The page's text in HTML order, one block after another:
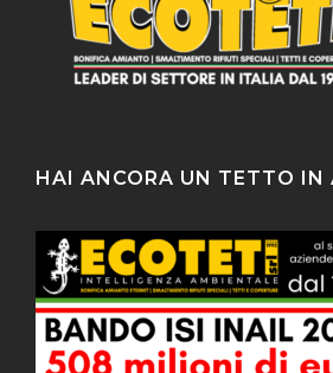
HAI ANCORA UN TETTO IN